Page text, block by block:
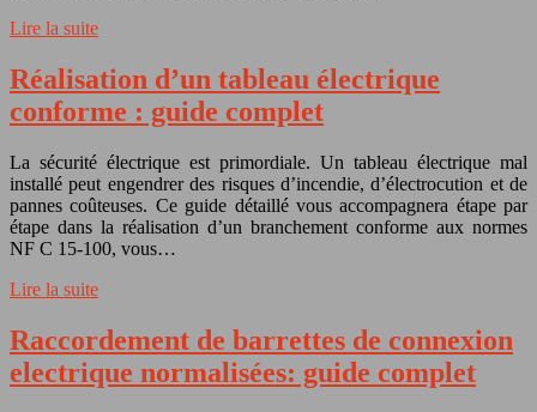
Lire la suite
Réalisation d’un tableau électrique
conforme : guide complet
La sécurité électrique est primordiale. Un tableau électrique mal
installé peut engendrer des risques d’incendie, d’électrocution et de
pannes coûteuses. Ce guide détaillé vous accompagnera étape par
étape dans la réalisation d’un branchement conforme aux normes
NF C 15-100, vous…
Lire la suite
Raccordement de barrettes de connexion
electrique normalisées: guide complet